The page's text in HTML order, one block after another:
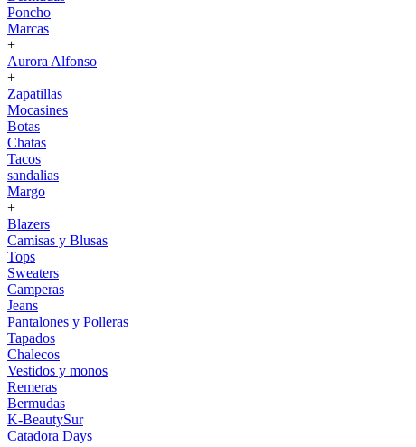
Poncho
Marcas
+
Aurora Alfonso
+
Zapatillas
Mocasines
Botas
Chatas
Tacos
sandalias
Margo
+
Blazers
Camisas y Blusas
Tops
Sweaters
Camperas
Jeans
Pantalones y Polleras
Tapados
Chalecos
Vestidos y monos
Remeras
Bermudas
K-BeautySur
Catadora Days